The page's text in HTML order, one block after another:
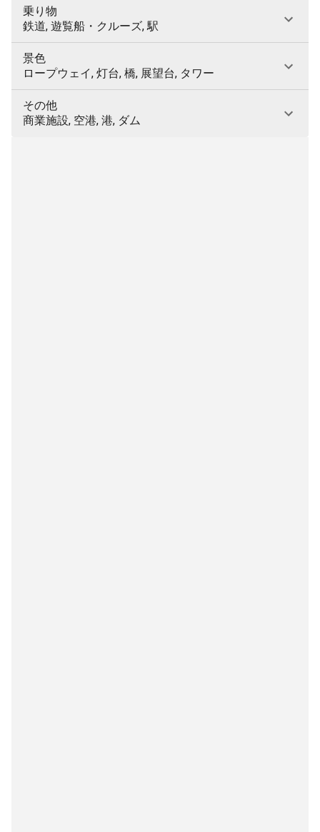
乗り物
鉄道, 遊覧船・クルーズ, 駅
景色
ロープウェイ, 灯台, 橋, 展望台, タワー
その他
商業施設, 空港, 港, ダム